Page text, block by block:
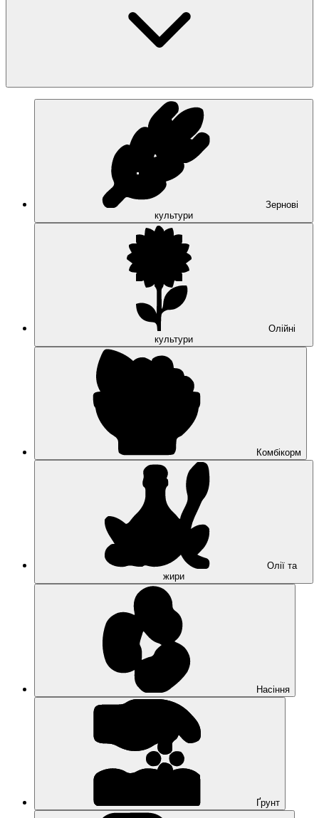
Зернові
культури
Олійні
культури
Комбікорм
Олії та
жири
Насіння
Ґрунт